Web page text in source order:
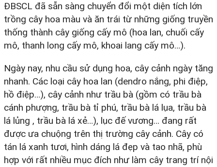
ĐBSCL đã sẵn sàng chuyển đổi một diện tích lớn
trồng cây hoa màu và ăn trái từ những giống truyền
thống thành cây giống cấy mô (hoa lan, chuối cấy
mô, thanh long cấy mô, khoai lang cấy mô…).
Ngày nay, nhu cầu sử dụng hoa, cây cảnh ngày tăng
nhanh. Các loại cây hoa lan (dendro nắng, phi điệp,
hồ điệp…), cây cảnh như trầu bà (gồm có trầu bà
cánh phượng, trầu bà tỉ phú, trầu bà lá lụa, trầu bà
lá lủng , trầu bà lá xẻ…), lục đế vương… đang rất
được ưa chuộng trên thị trường cây cảnh. Cây có
tán lá xanh tươi, hình dáng lá đẹp và tao nhã, phù
hợp với rất nhiều mục đích như làm cây trang trí nội